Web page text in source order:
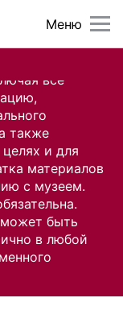
все
также
и для
материалов
с музеем.
быть
в любой
Меню